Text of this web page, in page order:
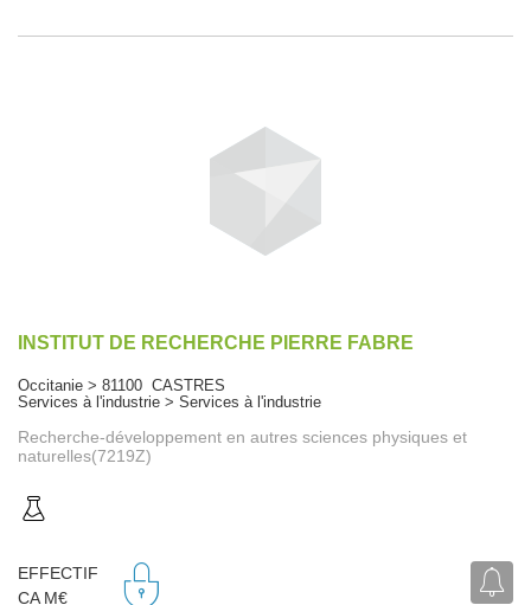
INSTITUT DE RECHERCHE PIERRE FABRE
Occitanie > 81100 CASTRES
Services à l'industrie > Services à l'industrie
Recherche-développement en autres sciences physiques et
naturelles(7219Z)
EFFECTIF
CA M€